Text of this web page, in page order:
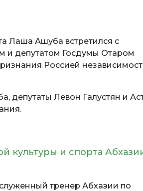
Лаша Ашуба встретился с
и депутатом Госдумы Отаром
Россией
депутаты Левон Галустян и
культуры и спорта
тренер Абхазии по